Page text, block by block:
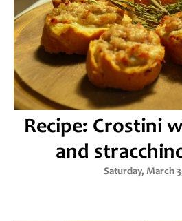
Recipe: Crostini
and
Saturday, March